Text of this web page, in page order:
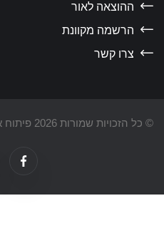
ההוצאה לאור
הרשמה מקוונת
צרו קשר
הזכויות שמורות 2026 פיתוח אתר ע"י